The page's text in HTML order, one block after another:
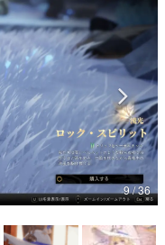
」… ゲームにまつわる言葉
ューター文化史研究家・タ
9 / 36